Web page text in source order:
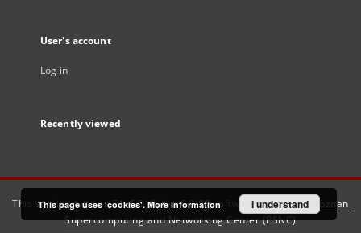
User's account
Log in
Recently viewed
This service runs onDInGO dLibra 6.3.21software created by
Poznan
Supercomputing and Networking Center (PSNC)
This page uses 'cookies'. More information I understand